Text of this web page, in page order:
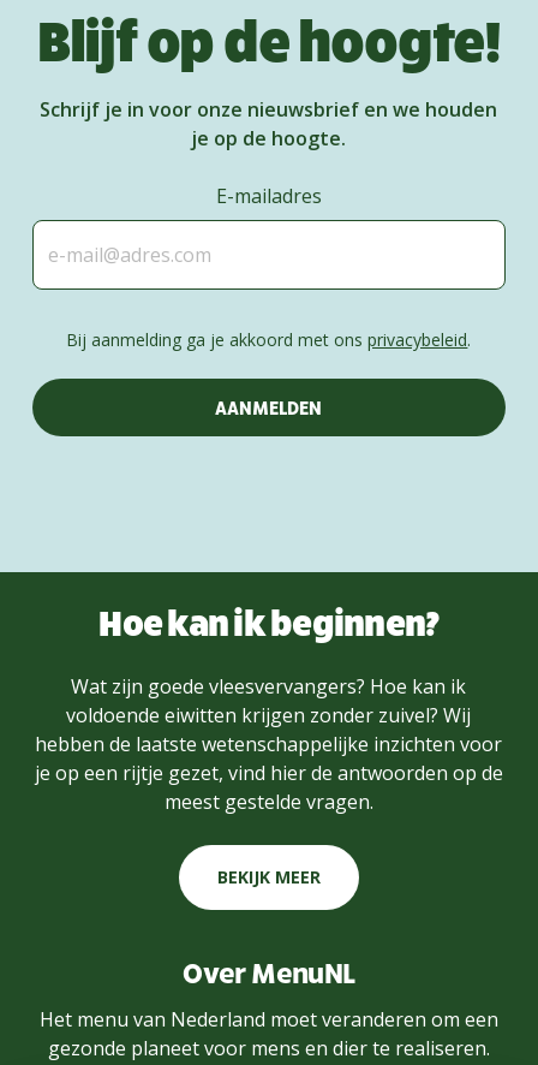
Blijf op de hoogte!
Schrijf je in voor onze nieuwsbrief en we houden
je op de hoogte.
E-mailadres
Bij aanmelding ga je akkoord met onsprivacybeleid.
Hoe kan ik beginnen?
Wat zijn goede vleesvervangers? Hoe kan ik
voldoende eiwitten krijgen zonder zuivel? Wij
hebben de laatste wetenschappelijke inzichten voor
je op een rijtje gezet, vind hier de antwoorden op de
meest gestelde vragen.
BEKIJK MEER
Over MenuNL
Het menu van Nederland moet veranderen om een
gezonde planeet voor mens en dier te realiseren.